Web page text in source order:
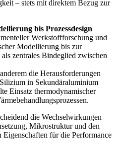
– stets mit direktem Bezug zur
bis Prozessdesign
Werkstoffforschung und
Modellierung bis zur
zentrales Bindeglied zwischen
die Herausforderungen
in Sekundäraluminium
Einsatz thermodynamischer
die Wechselwirkungen
Mikrostruktur und den
für die Performance